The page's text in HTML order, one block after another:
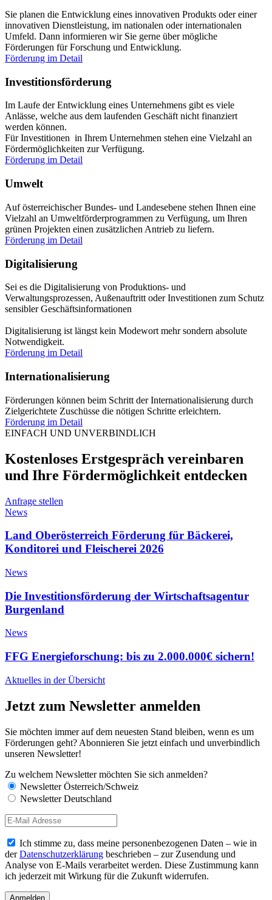
Sie planen die Entwicklung eines innovativen Produkts oder einer
innovativen Dienstleistung, im nationalen oder internationalen
Umfeld. Dann informieren wir Sie gerne über mögliche
Förderungen für Forschung und Entwicklung.
Förderung im Detail
Investitionsförderung
Im Laufe der Entwicklung eines Unternehmens gibt es viele
Anlässe, welche aus dem laufenden Geschäft nicht finanziert
werden können.
Für Investitionen in Ihrem Unternehmen stehen eine Vielzahl an
Fördermöglichkeiten zur Verfügung.
Förderung im Detail
Umwelt
Auf österreichischer Bundes- und Landesebene stehen Ihnen eine
Vielzahl an Umweltförderprogrammen zu Verfügung, um Ihren
grünen Projekten einen zusätzlichen Antrieb zu liefern.
Förderung im Detail
Digitalisierung
Sei es die Digitalisierung von Produktions- und
Verwaltungsprozessen, Außenauftritt oder Investitionen zum Schutz
sensibler Geschäftsinformationen
Digitalisierung ist längst kein Modewort mehr sondern absolute
Notwendigkeit.
Förderung im Detail
Internationalisierung
Förderungen können beim Schritt der Internationalisierung durch
Zielgerichtete Zuschüsse die nötigen Schritte erleichtern.
Förderung im Detail
EINFACH UND UNVERBINDLICH
Kostenloses Erstgespräch vereinbaren
und Ihre Fördermöglichkeit entdecken
Anfrage stellen
News
Land Oberösterreich Förderung für Bäckerei,
Konditorei und Fleischerei 2026
News
Die Investitionsförderung der Wirtschaftsagentur
Burgenland
News
FFG Energieforschung: bis zu 2.000.000€ sichern!
Aktuelles in der Übersicht
Jetzt zum Newsletter anmelden
Sie möchten immer auf dem neuesten Stand bleiben, wenn es um
Förderungen geht? Abonnieren Sie jetzt einfach und unverbindlich
unseren Newsletter!
Zu welchem Newsletter möchten Sie sich anmelden?
Newsletter Österreich/Schweiz
Newsletter Deutschland
Ich stimme zu, dass meine personenbezogenen Daten – wie in
derDatenschutzerklärung beschrieben – zur Zusendung und
Analyse von E-Mails verarbeitet werden. Diese Zustimmung kann
ich jederzeit mit Wirkung für die Zukunft widerrufen.